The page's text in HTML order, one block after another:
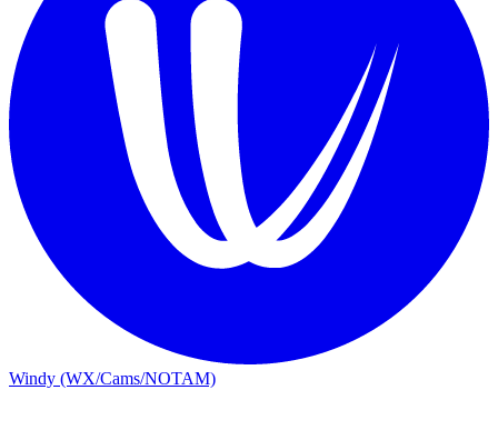
Windy (WX/Cams/NOTAM)